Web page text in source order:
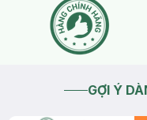
GỢI Ý